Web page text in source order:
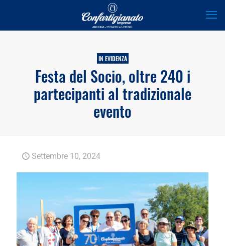
IN EVIDENZA
Festa del Socio, oltre 240 i
partecipanti al tradizionale
evento
Settembre 10, 2024